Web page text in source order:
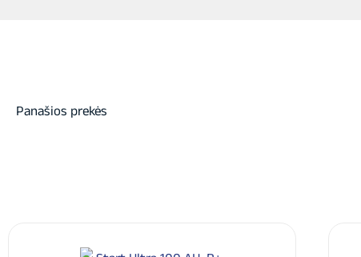
Panašios prekės